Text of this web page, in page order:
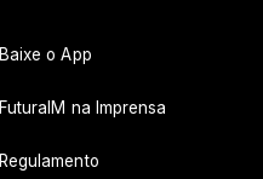
Baixe o App
FuturaIM na Imprensa
Regulamento